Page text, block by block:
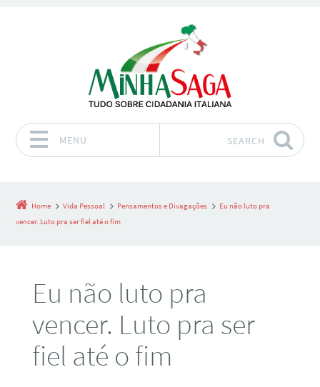
MENU SEARCH
Home Vida Pessoal Pensamentos e Divagações
Eu não luto pra
vencer. Luto pra ser fiel até o fim
Eu não luto pra
vencer. Luto pra ser
fiel até o fim